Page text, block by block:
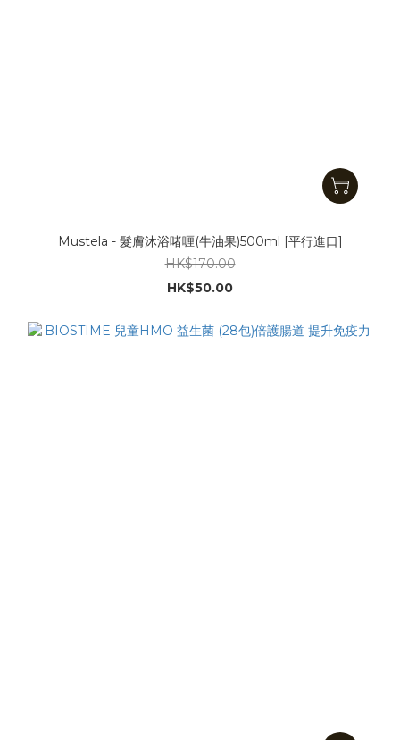
Mustela - 髮膚沐浴啫喱(牛油果)500ml [平行進口]
HK$170.00
HK$50.00